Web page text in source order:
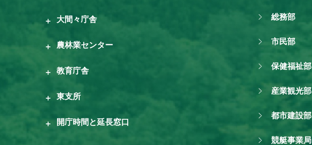
大間々庁舎
農林業センター
教育庁舎
東支所
開庁時間と延長窓口
総務部
市民部
保健福祉部
産業観光部
都市建設部
競艇事業局